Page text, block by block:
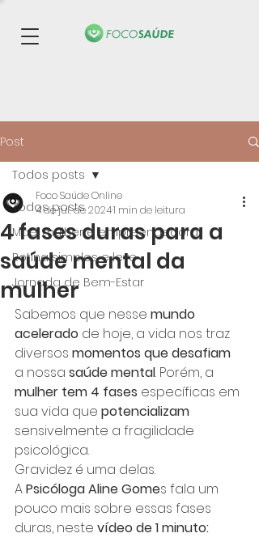
Post
Todos posts
Mãe, mulher e empreendedora
Rotina simples e leve
Jornada de Bem-Estar
Todos posts
4 fases duras para a
saúde mental da
mulher
Foco Saúde Online
4 de jul. de 20241 min de leitura
Sabemos que nesse mundo
acelerado de hoje, a vida nos traz
diversos momentos que desafiam
a nossa saúde mental. Porém, a
mulher tem 4 fases específicas em
sua vida que potencializam
sensivelmente a fragilidade
psicológica.
Gravidez é uma delas.
A Psicóloga Aline Gomes fala um
pouco mais sobre essas fases
duras, neste vídeo de 1 minuto: